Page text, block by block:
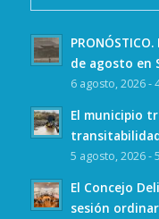
de agosto en
6 agosto, 2026 -
El municipio
5 agosto, 2026 -
El Concejo
sesión